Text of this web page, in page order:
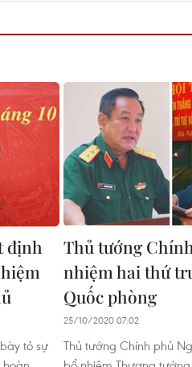
định
tỏ sự
Thủ tướng
nhiệm hai thứ
Quốc phòng
25/10/2020 07:02
Thủ tướng Chính phủ